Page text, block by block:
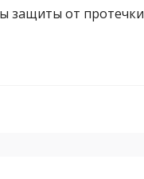
защиты от протечки